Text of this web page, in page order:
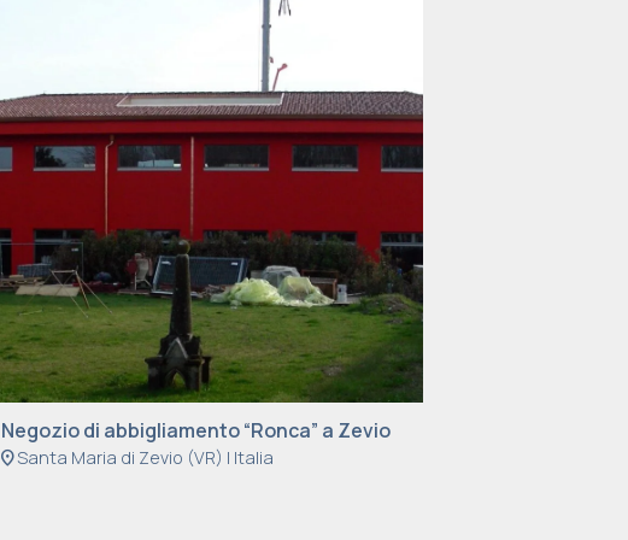
Negozio di abbigliamento “Ronca” a Zevio
location_onSanta Maria di Zevio (VR) | Italia